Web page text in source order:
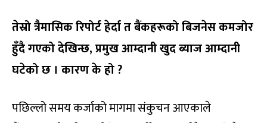
तेस्रो त्रैमासिक रिपोर्ट हेर्दा त बैंकहरूको बिजनेस कमजोर
हुँदै गएको देखिन्छ, प्रमुख आम्दानी खुद ब्याज आम्दानी
घटेको छ । कारण के हो ?
पछिल्लो समय कर्जाको मागमा संकुचन आएकाले